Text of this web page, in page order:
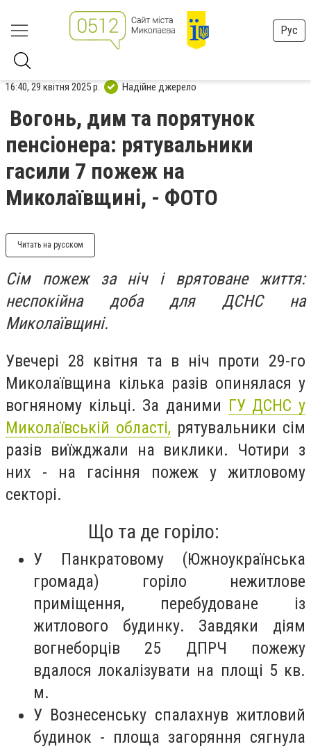
Рус
16:40, 29 квітня 2025 р. Надійне джерело
Вогонь, дим та порятунок
пенсіонера: рятувальники
гасили 7 пожеж на
Миколаївщині, - ФОТО
Читать на русском
Сім пожеж за ніч і врятоване життя:
неспокійна доба для ДСНС на
Миколаївщині.
Увечері 28 квітня та в ніч проти 29-го
Миколаївщина кілька разів опинялася у
вогняному кільці. За даними ГУ ДСНС у
Миколаївській області, рятувальники сім
разів виїжджали на виклики. Чотири з
них - на гасіння пожеж у житловому
секторі.
Що та де горіло:
У Панкратовому (Южноукраїнська
громада) горіло нежитлове
приміщення, перебудоване із
житлового будинку. Завдяки діям
вогнеборців 25 ДПРЧ пожежу
вдалося локалізувати на площі 5 кв.
м.
У Вознесенську спалахнув житловий
будинок - площа загоряння сягнула